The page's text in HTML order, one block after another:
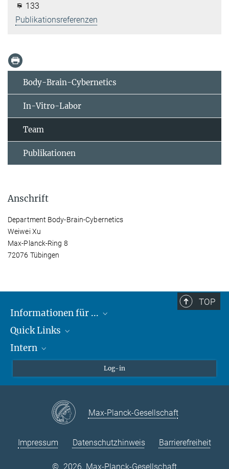
133
Publikationsreferenzen
Body-Brain-Cybernetics
In-Vitro-Labor
Team
Publikationen
Anschrift
Department Body-Brain-Cybernetics
Weiwei Xu
Max-Planck-Ring 8
72076 Tübingen
TOP
Informationen für ...
Lieferanten
Studierende
Quick Links
Max-Planck-Gesellschaft
Max-Planck-Campus Tübingen
Stellenangebote
Intern
VPN-Hilfe
Log-in
Max-Planck-Gesellschaft
Impressum Datenschutzhinweis Barrierefreiheit
© 2026, Max-Planck-Gesellschaft